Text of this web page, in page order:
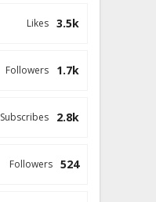
3.5k
Likes
1.7k
Followers
2.8k
Subscribes
524
Followers